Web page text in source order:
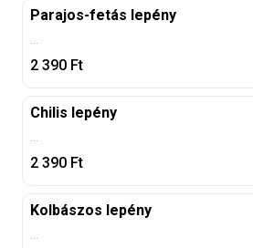
Parajos-fetás lepény
...
2 390 Ft
Chilis lepény
...
2 390 Ft
Kolbászos lepény
...